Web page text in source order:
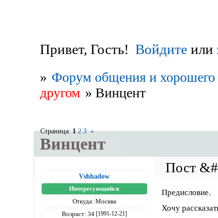
Привет, Гость! Войдите или
» Форум общения и хорошего
другом » Винцент
Винцент
Страница:1 2 3 »
Vshhadow
Интересующийся
Откуда: Москва
Возраст: 34 [1991-12-21]
Предисловие.
Хочу